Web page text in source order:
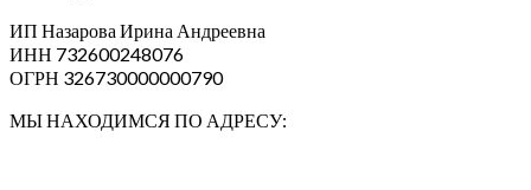
ИП Назарова Ирина Андреевна⁠
ИНН 732600248076
ОГРН 326730000000790
МЫ НАХОДИМСЯ ПО АДРЕСУ: